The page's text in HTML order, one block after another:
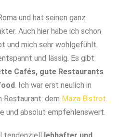
und hat seinen ganz
Auch hier habe ich schon
und mich sehr wohlgefühlt.
und lässig. Es gibt
Cafés, gute Restaurants
. Ich war erst neulich in
Restaurant: dem Maza Bistrot.
und absolut empfehlenswert.